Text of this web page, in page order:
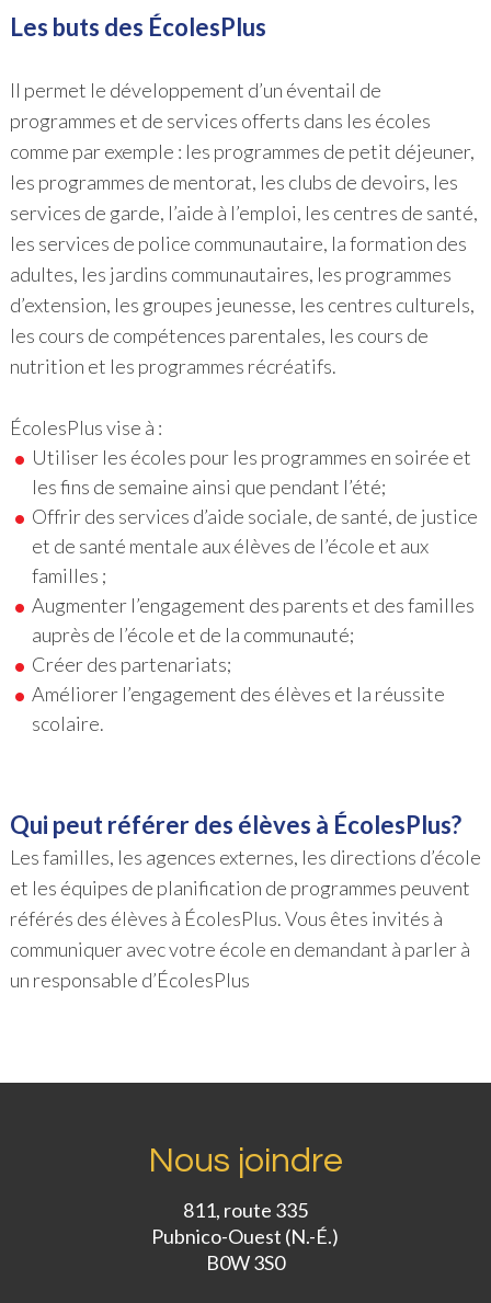
Les buts des ÉcolesPlus
Il permet le développement d’un éventail de
programmes et de services offerts dans les écoles
comme par exemple : les programmes de petit déjeuner,
les programmes de mentorat, les clubs de devoirs, les
services de garde, l’aide à l’emploi, les centres de santé,
les services de police communautaire, la formation des
adultes, les jardins communautaires, les programmes
d’extension, les groupes jeunesse, les centres culturels,
les cours de compétences parentales, les cours de
nutrition et les programmes récréatifs.
ÉcolesPlus vise à :
Utiliser les écoles pour les programmes en soirée et
les fins de semaine ainsi que pendant l’été;
Offrir des services d’aide sociale, de santé, de justice
et de santé mentale aux élèves de l’école et aux
familles ;
Augmenter l’engagement des parents et des familles
auprès de l’école et de la communauté;
Créer des partenariats;
Améliorer l’engagement des élèves et la réussite
scolaire.
Qui peut référer des élèves à ÉcolesPlus?
Les familles, les agences externes, les directions d’école
et les équipes de planification de programmes peuvent
référés des élèves à ÉcolesPlus. Vous êtes invités à
communiquer avec votre école en demandant à parler à
un responsable d’ÉcolesPlus
Nous joindre
811, route 335
Pubnico-Ouest (N.-É.)
B0W 3S0